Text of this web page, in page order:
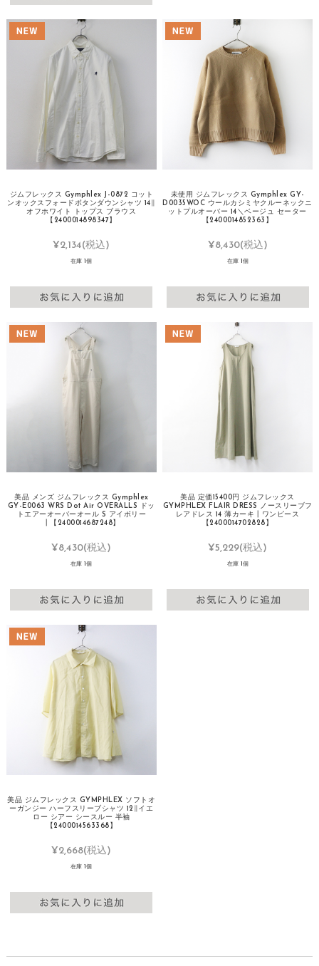
ジムフレックス Gymphlex J-0872 コット
ンオックスフォードボタンダウンシャツ 14∥
オフホワイト トップス ブラウス
【2400014898347】
¥2,134(税込)
在庫 1個
未使用 ジムフレックス Gymphlex GY-
D0035WOC ウールカシミヤクルーネックニ
ットプルオーバー 14＼ベージュ セーター
【2400014852363】
¥8,430(税込)
在庫 1個
美品 メンズ ジムフレックス Gymphlex
GY-E0063 WRS Dot Air OVERALLS ドッ
トエアーオーバーオール S アイボリー
┃【2400014687248】
¥8,430(税込)
在庫 1個
美品 定価15400円 ジムフレックス
GYMPHLEX FLAIR DRESS ノースリーブフ
レアドレス 14 薄カーキ┃ワンピース
【2400014702828】
¥5,229(税込)
在庫 1個
美品 ジムフレックス GYMPHLEX ソフトオ
ーガンジー ハーフスリーブシャツ 12∥イエ
ロー シアー シースルー 半袖
【2400014563368】
¥2,668(税込)
在庫 1個